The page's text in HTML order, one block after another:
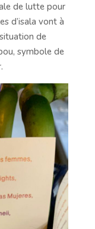
de lutte pour
d’isala vont à
de
symbole de